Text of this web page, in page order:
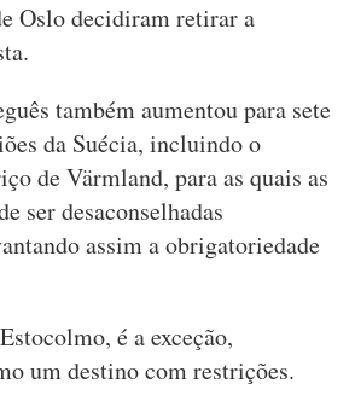
Oslo decidiram retirar a
também aumentou para sete
da Suécia, incluindo o
de Värmland, para as quais as
ser desaconselhadas
assim a obrigatoriedade
é a exceção,
um destino com restrições.